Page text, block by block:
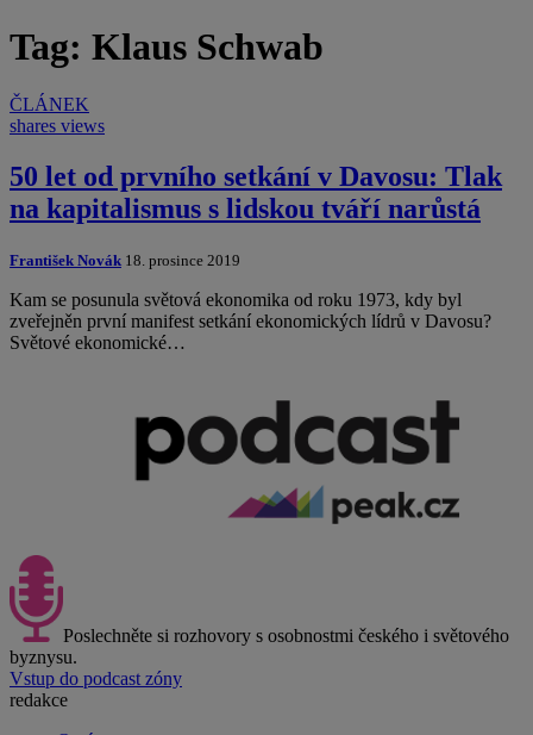
Tag: Klaus Schwab
ČLÁNEK
shares views
50 let od prvního setkání v Davosu: Tlak
na kapitalismus s lidskou tváří narůstá
František Novák 18. prosince 2019
Kam se posunula světová ekonomika od roku 1973, kdy byl
zveřejněn první manifest setkání ekonomických lídrů v Davosu?
Světové ekonomické…
Poslechněte si rozhovory s osobnostmi českého i světového
byznysu.
Vstup do podcast zóny
redakce